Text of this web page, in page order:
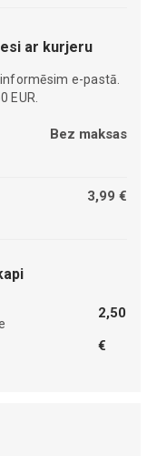
ar kurjeru
e-pastā.
EUR.
Bez maksas
3,99 €
2,50
€